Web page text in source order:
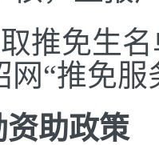
推免生
网“推免
资助政策